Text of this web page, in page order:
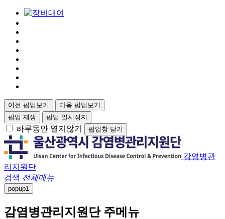
이전 팝업보기
다음 팝업보기
팝업 재생
팝업 일시정지
하루동안 열지않기 팝업창 닫기
감염병관
리지원단
검색 전체메뉴
popup1
감염병관리지원단 주메뉴